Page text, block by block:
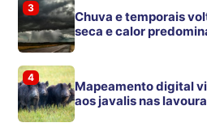
3
Chuva e temporais
seca e calor
4
Mapeamento digital
aos javalis nas